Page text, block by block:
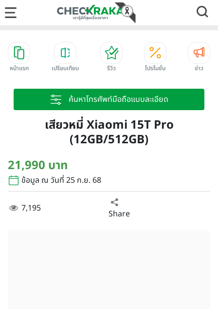
หน้าแรก เปรียบเทียบ รีวิว โปรโมชั่น ข่าว
ค้นหาโทรศัพท์มือถือแบบละเอียด
เสียวหมี่ Xiaomi 15T Pro
(12GB/512GB)
21,990 บาท
ข้อมูล ณ วันที่ 25 ก.ย. 68
7,195 Share